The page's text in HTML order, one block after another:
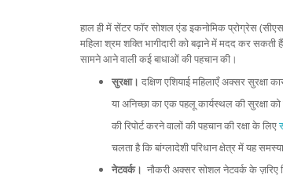
हाल ही में सेंटर फॉर सोशल एंड इकनोमिक प्रोग्रेस
महिला श्रम शक्ति भागीदारी को बढ़ाने में मदद कर सकती
सामने आने वाली कई बाधाओं की पहचान की।
सुरक्षा। दक्षिण एशियाई महिलाएँ अक्सर
या अनिच्छा का एक पहलू कार्यस्थल की सुरक्षा
की रिपोर्ट करने वालों की पहचान की रक्षा के लिए
चलता है कि बांग्लादेशी परिधान क्षेत्र में यह
नेटवर्क। नौकरी अक्सर सोशल नेटवर्क के ज़रिए